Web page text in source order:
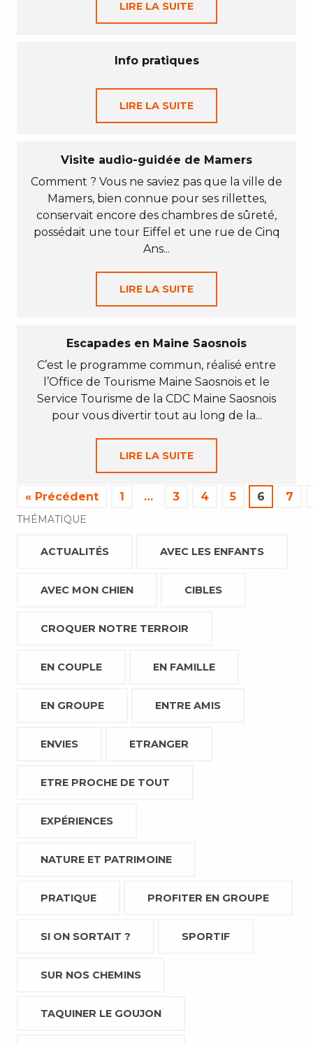
LIRE LA SUITE
Info pratiques
LIRE LA SUITE
Visite audio-guidée de Mamers
Comment ? Vous ne saviez pas que la ville de
Mamers, bien connue pour ses rillettes,
conservait encore des chambres de sûreté,
possédait une tour Eiffel et une rue de Cinq
Ans...
LIRE LA SUITE
Escapades en Maine Saosnois
C’est le programme commun, réalisé entre
l’Office de Tourisme Maine Saosnois et le
Service Tourisme de la CDC Maine Saosnois
pour vous divertir tout au long de la...
LIRE LA SUITE
« Précédent 1 … 3 4 5 6 7
THÉMATIQUE
ACTUALITÉS AVEC LES ENFANTS
AVEC MON CHIEN CIBLES
CROQUER NOTRE TERROIR
EN COUPLE EN FAMILLE
EN GROUPE ENTRE AMIS
ENVIES ETRANGER
ETRE PROCHE DE TOUT
EXPÉRIENCES
NATURE ET PATRIMOINE
PRATIQUE PROFITER EN GROUPE
SI ON SORTAIT ? SPORTIF
SUR NOS CHEMINS
TAQUINER LE GOUJON